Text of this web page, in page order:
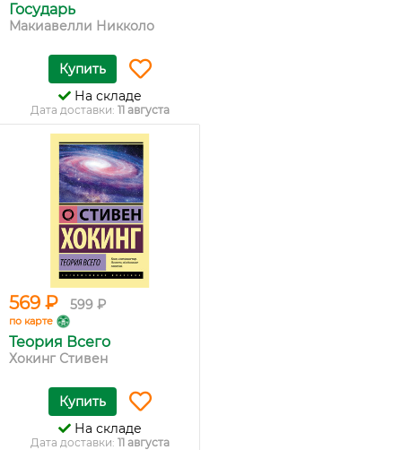
Государь
Макиавелли Никколо
Купить
На складе
Дата доставки: 11 августа
569 ₽ 599 ₽
по карте
Теория Всего
Хокинг Стивен
Купить
На складе
Дата доставки: 11 августа